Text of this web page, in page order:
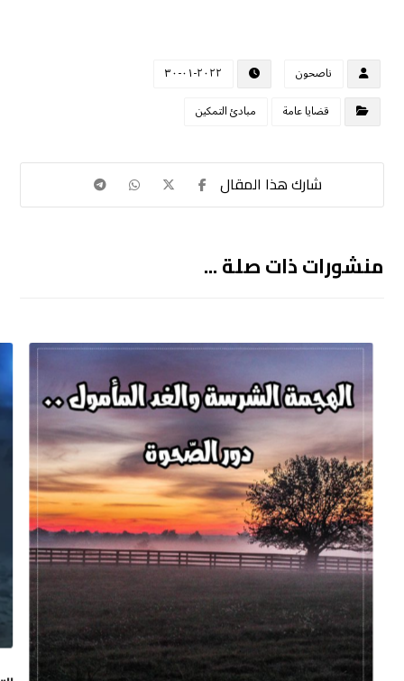
ناصحون
٢٠٢٢-٠١-٣٠
قضايا عامة
مبادئ التمكين
منشورات ذات صلة ...